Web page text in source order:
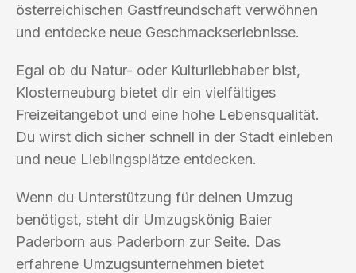
österreichischen Gastfreundschaft verwöhnen
und entdecke neue Geschmackserlebnisse.
Egal ob du Natur- oder Kulturliebhaber bist,
Klosterneuburg bietet dir ein vielfältiges
Freizeitangebot und eine hohe Lebensqualität.
Du wirst dich sicher schnell in der Stadt einleben
und neue Lieblingsplätze entdecken.
Wenn du Unterstützung für deinen Umzug
benötigst, steht dir Umzugskönig Baier
Paderborn aus Paderborn zur Seite. Das
erfahrene Umzugsunternehmen bietet